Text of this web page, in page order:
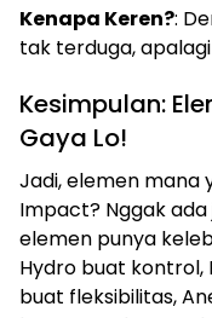
Kenapa Keren?:
tak terduga,
Kesimpulan:
Gaya Lo!
Jadi, elemen mana
Impact? Nggak
elemen punya
Hydro buat
buat fleksibilitas,